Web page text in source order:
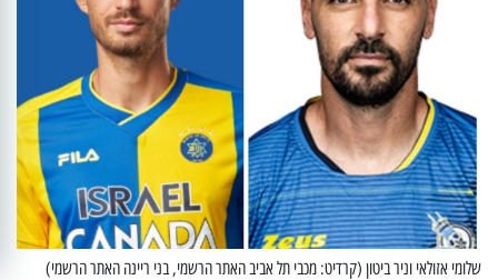
שלומי אזולאי וניר ביטון (קרדיט: מכבי תל אביב האתר הרשמי, בני ריינה האתר הרשמי)